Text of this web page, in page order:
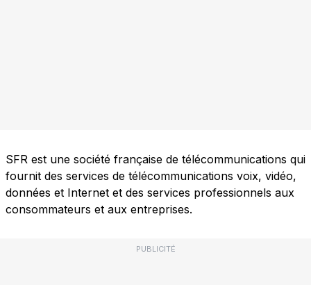
SFR est une société française de télécommunications qui
fournit des services de télécommunications voix, vidéo,
données et Internet et des services professionnels aux
consommateurs et aux entreprises.
PUBLICITÉ